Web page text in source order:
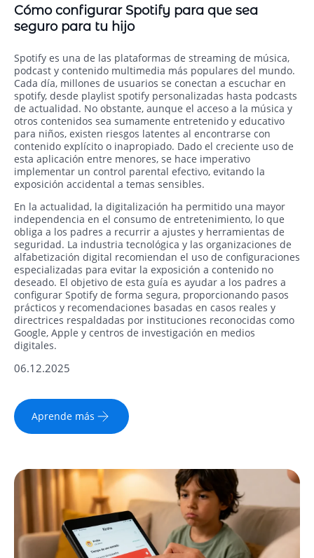
Cómo configurar Spotify para que sea
seguro para tu hijo
Spotify es una de las plataformas de streaming de música,
podcast y contenido multimedia más populares del mundo.
Cada día, millones de usuarios se conectan a escuchar en
spotify, desde playlist spotify personalizadas hasta podcasts
de actualidad. No obstante, aunque el acceso a la música y
otros contenidos sea sumamente entretenido y educativo
para niños, existen riesgos latentes al encontrarse con
contenido explícito o inapropiado. Dado el creciente uso de
esta aplicación entre menores, se hace imperativo
implementar un control parental efectivo, evitando la
exposición accidental a temas sensibles.
En la actualidad, la digitalización ha permitido una mayor
independencia en el consumo de entretenimiento, lo que
obliga a los padres a recurrir a ajustes y herramientas de
seguridad. La industria tecnológica y las organizaciones de
alfabetización digital recomiendan el uso de configuraciones
especializadas para evitar la exposición a contenido no
deseado. El objetivo de esta guía es ayudar a los padres a
configurar Spotify de forma segura, proporcionando pasos
prácticos y recomendaciones basadas en casos reales y
directrices respaldadas por instituciones reconocidas como
Google, Apple y centros de investigación en medios
digitales.
06.12.2025
Aprende más